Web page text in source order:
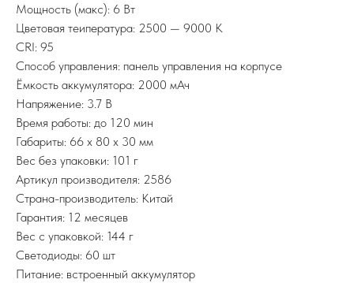
Мощность (макс): 6 Вт
Цветовая теипература: 2500 — 9000 K
CRI: 95
Способ управления: панель управления на корпусе
Ёмкость аккумулятора: 2000 мАч
Напряжение: 3.7 В
Время работы: до 120 мин
Габариты: 66 x 80 x 30 мм
Вес без упаковки: 101 г
Артикул производителя: 2586
Страна-производитель: Китай
Гарантия: 12 месяцев
Вес с упаковкой: 144 г
Светодиоды: 60 шт
Питание: встроенный аккумулятор